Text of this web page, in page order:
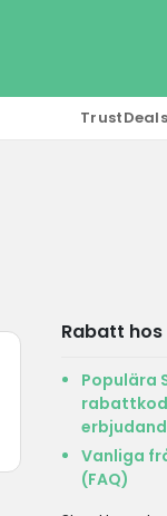
Rabatt hos
Populära
Vanliga
(FAQ)